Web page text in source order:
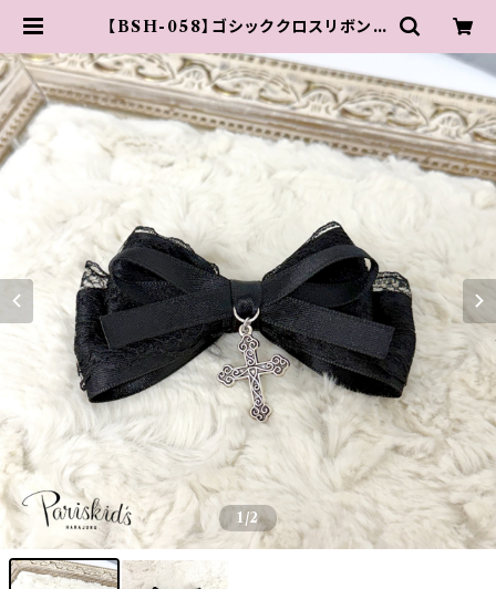
【BSH-058】ゴシッククロスリボンク
【 PARIS KID'S 公式通販サイト 】
1 /2